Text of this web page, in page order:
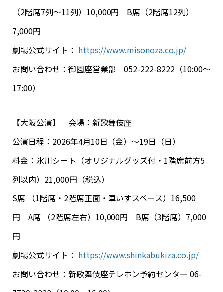
（2階席7列〜11列）10,000円 B席（2階席12列）
7,000円
劇場公式サイト： https://www.misonoza.co.jp/
お問い合わせ：御園座営業部 052-222-8222（10:00～
17:00）
【大阪公演】 会場：新歌舞伎座
公演日程：2026年4月10日（金）～19日（日）
料金：氷川シート（オリジナルグッズ付・1階席前方5
列以内）21,000円（税込）
S席 （1階席・2階席正面・車いすスペース）16,500
円 A席 （2階席左右）10,000円 B席（3階席）7,000
円
劇場公式サイト： https://www.shinkabukiza.co.jp/
お問い合わせ：新歌舞伎座テレホン予約センター 06-